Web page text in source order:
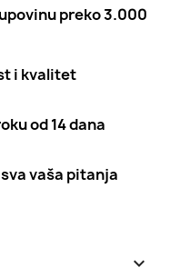
preko 3.000
i kvalitet
od 14 dana
vaša pitanja
